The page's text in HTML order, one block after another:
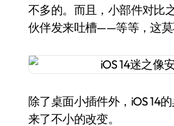
不多的。而且，小部件对比
伙伴发来吐槽——等等，这莫
除了桌面小插件外，iOS 14
来了不小的改变。